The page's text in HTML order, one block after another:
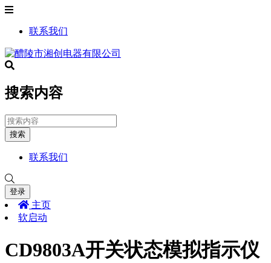
联系我们
搜索内容
搜索
联系我们
登录
主页
软启动
CD9803A开关状态模拟指示仪